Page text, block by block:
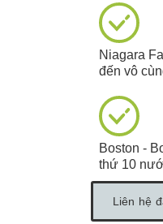
Niagara
đến vô
Boston -
thứ 10
Liên hệ